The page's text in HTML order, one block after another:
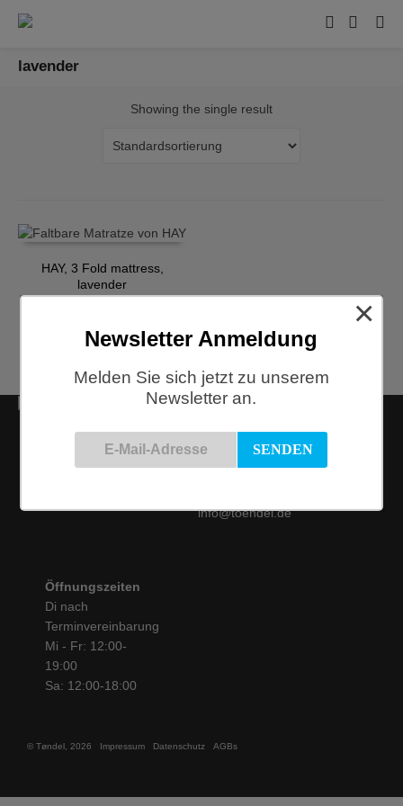
lavender
Showing the single result
HAY, 3 Fold mattress,
lavender
Siemensstraße 9
50825 Köln
info@toendel.de
Öffnungszeiten
Di nach
Terminvereinbarung
Mi - Fr: 12:00-
19:00
Sa: 12:00-18:00
© Tøndel, 2026 Impressum Datenschutz AGBs
Newsletter Anmeldung
Melden Sie sich jetzt zu unserem
Newsletter an.
×